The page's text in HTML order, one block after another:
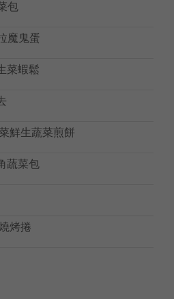
包
魔鬼蛋
菜蝦鬆
鮮生蔬菜煎餅
蔬菜包
烤捲